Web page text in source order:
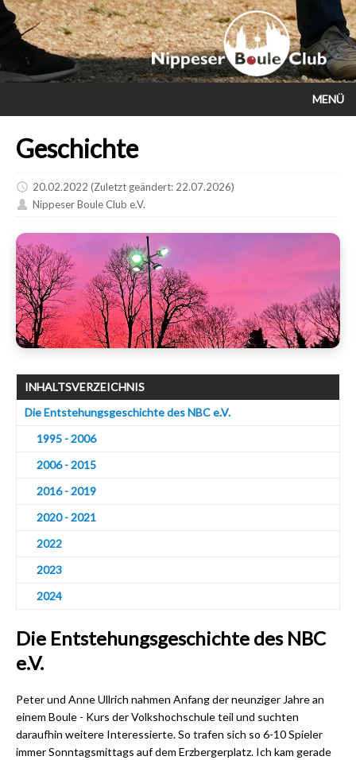
MENÜ
Geschichte
20.02.2022 (Zuletzt geändert: 22.07.2026)
Nippeser Boule Club e.V.
INHALTSVERZEICHNIS
Die Entstehungsgeschichte des NBC e.V.
1995 - 2006
2006 - 2015
2016 - 2019
2020 - 2021
2 022
2 023
2 024
Die Entstehungsgeschichte des NBC
e.V.
Peter und Anne Ullrich nahmen Anfang der neunziger Jahre an
einem Boule - Kurs der Volkshochschule teil und suchten
daraufhin weitere Interessierte. So trafen sich so 6-10 Spieler
immer Sonntagsmittags auf dem Erzbergerplatz. Ich kam gerade